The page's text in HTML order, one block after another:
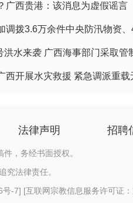
广西贵港：该消息为虚假谣言
调拨3.6万余件中央防汛物资
洪水来袭 广西海事部门采取管
西开展水灾救援 紧急调派重载
法律声明 招聘
，务经书面授权。
究法律责任。
号-7] [互联网宗教信息服务许可证